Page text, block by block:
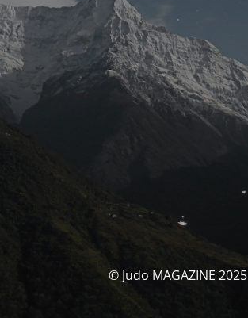
© Judo MAGAZINE 2025